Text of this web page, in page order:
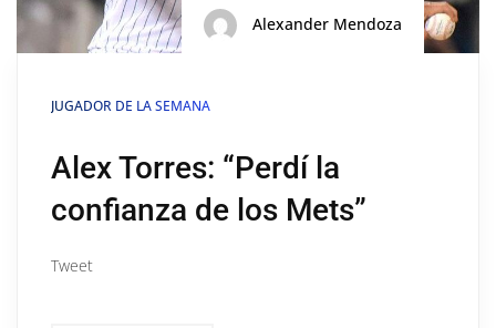
Alexander Mendoza
JUGADOR DE LA SEMANA
Alex Torres: “Perdí la
confianza de los Mets”
Tweet